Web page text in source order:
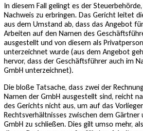
In diesem Fall gelingt es der
Nachweis zu erbringen. Das Gericht leitet
aus dem Umstand ab, dass das Angebot
Arbeiten auf den Namen des
ausgestellt und von diesem als Privatperson
unterzeichnet wurde (aus dem Angebot
hervor, dass der Geschäftsführer auch im
GmbH unterzeichnet).
Die bloße Tatsache, dass zwei der
Namen der GmbH ausgestellt sind, reicht
des Gerichts nicht aus, um auf das
Rechtsverhältnisses zwischen dem Gärtner
GmbH zu schließen. Dies gilt umso mehr,